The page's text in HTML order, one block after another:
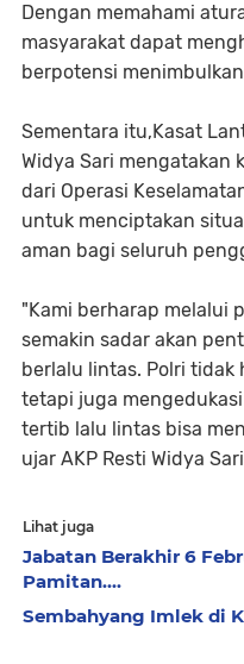
Dengan memahami
masyarakat dapat
berpotensi
Sementara itu,Kasat
Widya Sari mengatakan
dari Operasi
untuk menciptakan
aman bagi seluruh
"Kami berharap melalui
semakin sadar akan
berlalu lintas. Polri tidak
tetapi juga
tertib lalu lintas bisa
ujar AKP Resti Widya
Lihat juga
Jabatan Berakhir 6
Pamitan....
Sembahyang Imlek di